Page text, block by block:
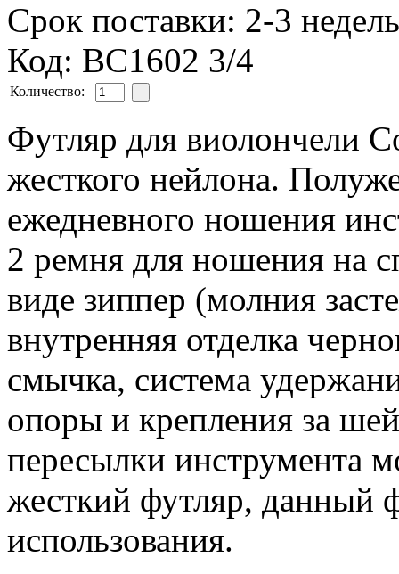
Срок поставки: 2-3 недель
Код: BC1602 3/4
Количество:
Футляр для виолончели
жесткого нейлона.
ежедневного ношения
2 ремня для ношения на
виде зиппер (молния
внутренняя отделка
смычка, система
опоры и крепления за
пересылки инструмента
жесткий футляр, данный
использования.